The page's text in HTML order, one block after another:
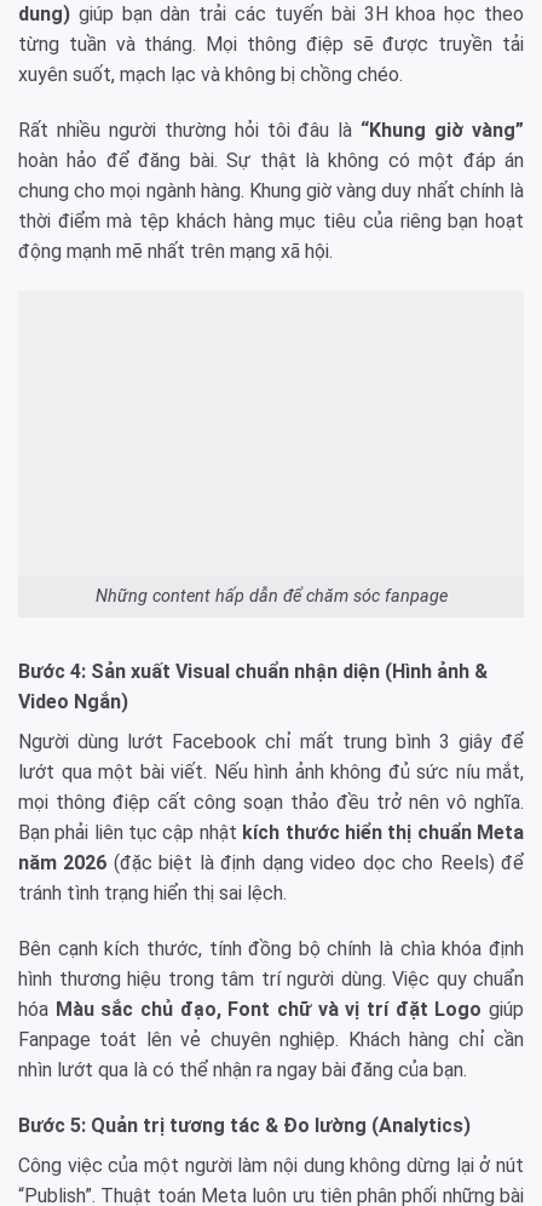
dung) giúp bạn dàn trải các tuyến bài 3H khoa học theo
từng tuần và tháng. Mọi thông điệp sẽ được truyền tải
xuyên suốt, mạch lạc và không bị chồng chéo.
Rất nhiều người thường hỏi tôi đâu là “Khung giờ vàng”
hoàn hảo để đăng bài. Sự thật là không có một đáp án
chung cho mọi ngành hàng. Khung giờ vàng duy nhất chính là
thời điểm mà tệp khách hàng mục tiêu của riêng bạn hoạt
động mạnh mẽ nhất trên mạng xã hội.
Những content hấp dẫn để chăm sóc fanpage
Bước 4: Sản xuất Visual chuẩn nhận diện (Hình ảnh &
Video Ngắn)
Người dùng lướt Facebook chỉ mất trung bình 3 giây để
lướt qua một bài viết. Nếu hình ảnh không đủ sức níu mắt,
mọi thông điệp cất công soạn thảo đều trở nên vô nghĩa.
Bạn phải liên tục cập nhật kích thước hiển thị chuẩn Meta
năm 2026 (đặc biệt là định dạng video dọc cho Reels) để
tránh tình trạng hiển thị sai lệch.
Bên cạnh kích thước, tính đồng bộ chính là chìa khóa định
hình thương hiệu trong tâm trí người dùng. Việc quy chuẩn
hóa Màu sắc chủ đạo, Font chữ và vị trí đặt Logo giúp
Fanpage toát lên vẻ chuyên nghiệp. Khách hàng chỉ cần
nhìn lướt qua là có thể nhận ra ngay bài đăng của bạn.
Bước 5: Quản trị tương tác & Đo lường (Analytics)
Công việc của một người làm nội dung không dừng lại ở nút
“Publish”. Thuật toán Meta luôn ưu tiên phân phối những bài